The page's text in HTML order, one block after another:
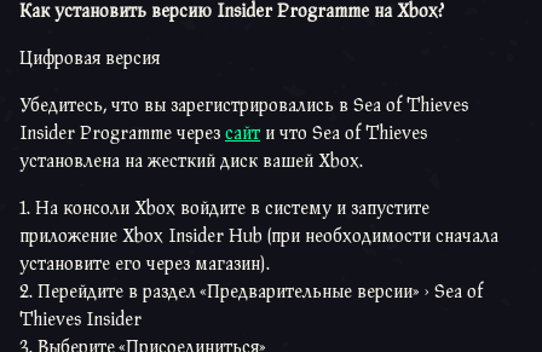
Как установить версию Insider Programme на Xbox?
Цифровая версия
Убедитесь, что вы зарегистрировались в Sea of Thieves
Insider Programme через сайт и что Sea of Thieves
установлена на жесткий диск вашей Xbox.
На консоли Xbox войдите в систему и запустите
приложение Xbox Insider Hub (при необходимости сначала
установите его через магазин).
Перейдите в раздел «Предварительные версии» > Sea of
Thieves Insider
Выберите «Присоединиться»